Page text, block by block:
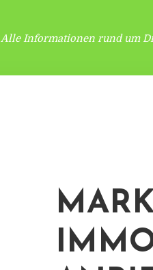
Alle Informationen rund um